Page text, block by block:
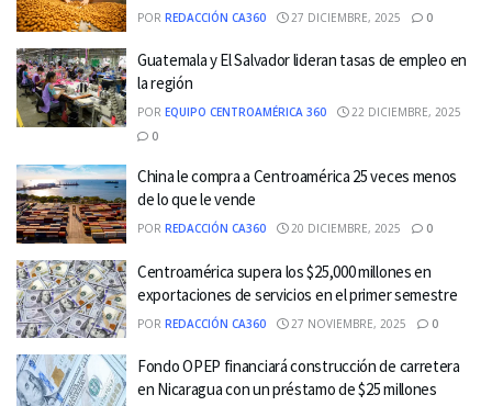
POR REDACCIÓN CA360 27 DICIEMBRE, 2025 0
Guatemala y El Salvador lideran tasas de empleo en
la región
POR EQUIPO CENTROAMÉRICA 360
22 DICIEMBRE, 2025
0
China le compra a Centroamérica 25 veces menos
de lo que le vende
POR REDACCIÓN CA360 20 DICIEMBRE, 2025 0
Centroamérica supera los $25,000 millones en
exportaciones de servicios en el primer semestre
POR REDACCIÓN CA360 27 NOVIEMBRE, 2025 0
Fondo OPEP financiará construcción de carretera
en Nicaragua con un préstamo de $25 millones